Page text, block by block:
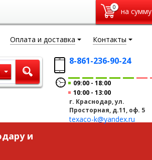
0 на сумму
Оплата и доставка Контакты
8-861-236-90-24
09:00
18:00
10:00
13:00
г. Краснодар, ул.
Просторная, д.11, оф. 5
texaco-k@yandex.ru
и